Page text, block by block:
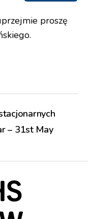
proszę
– 31st May